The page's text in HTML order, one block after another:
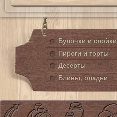
Булочки и слойки
Пироги и торты
Десерты
Блины, оладьи